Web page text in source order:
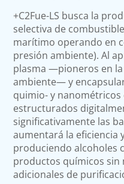
+C2Fue-LS busca la
selectiva de
marítimo operando en
presión ambiente). Al
plasma —pioneros en
ambiente— y
quimio- y nanométricos
estructurados
significativamente las
aumentará la eficiencia
produciendo alcoholes
productos químicos sin
adicionales de